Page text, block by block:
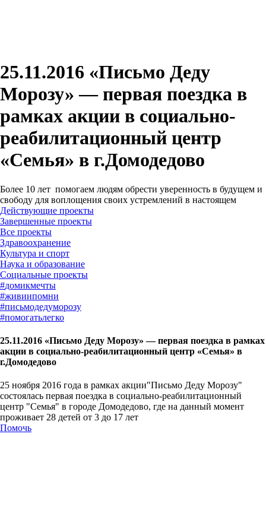
25.11.2016 «Письмо Деду
Морозу» — первая поездка в
рамках акции в социально-
реабилитационный центр
«Семья» в г.Домодедово
Более 10 лет помогаем людям обрести уверенность в будущем и
свободу для воплощения своих устремлений в настоящем
Действующие проекты
Завершенные проекты
#домикмечты
#живиипомни
#письмодедуморозу
#помогатьлегко
25.11.2016 «Письмо Деду Морозу» — первая поездка в рамках
акции в социально-реабилитационный центр «Семья» в
г.Домодедово
25 ноября 2016 года в рамках акции"Письмо Деду Морозу"
состоялась первая поездка в социально-реабилитационный
центр "Семья" в городе Домодедово, где на данный момент
проживает 28 детей от 3 до 17 лет
Помочь